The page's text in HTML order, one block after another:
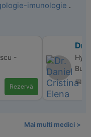
imunologie .
-
Rezervă
Dr.
📅
Mai multi medici >